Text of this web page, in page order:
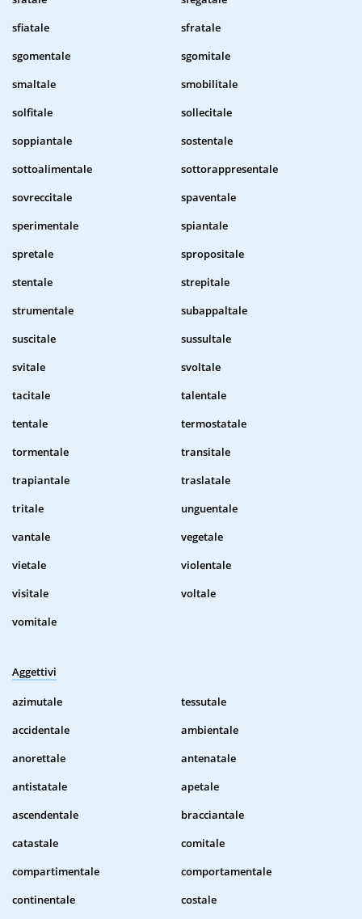
sfiatale
sfratale
sgomentale
sgomitale
smaltale
smobilitale
solfitale
sollecitale
soppiantale
sostentale
sottoalimentale
sottorappresentale
sovreccitale
spaventale
sperimentale
spiantale
spretale
spropositale
stentale
strepitale
strumentale
subappaltale
suscitale
sussultale
svitale
svoltale
tacitale
talentale
tentale
termostatale
tormentale
transitale
trapiantale
traslatale
tritale
unguentale
vantale
vegetale
vietale
violentale
visitale
voltale
vomitale
Aggettivi
azimutale
tessutale
accidentale
ambientale
anorettale
antenatale
antistatale
apetale
ascendentale
bracciantale
catastale
comitale
compartimentale
comportamentale
continentale
costale